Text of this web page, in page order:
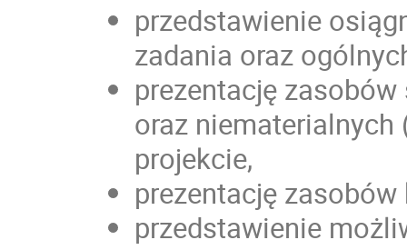
przedstawienie
zadania oraz
prezentację
oraz
projekcie,
prezentację
przedstawienie